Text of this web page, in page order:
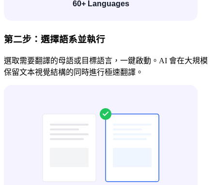
第二步：選擇語系並執行
選取需要翻譯的母語或目標語言，一鍵啟動。AI 會在大規模
保留文本視覺結構的同時進行極速翻譯。